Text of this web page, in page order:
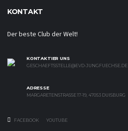
KONTAKT
Der beste Club der Welt!
KONTAKTIER UNS
GESCHAEFTSSTELLE@EVD-JUNGFUECHSE.DE
ADRESSE
MARGARETENSTRASSE 17-19, 47053 DUISBURG
FACEBOOK YOUTUBE